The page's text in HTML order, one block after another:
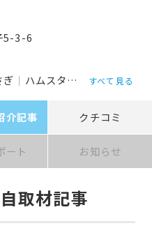
5-3-6
ぎ ハムスター モルモット
すべて見る
介記事 クチコミ
ート お知らせ
取材記事